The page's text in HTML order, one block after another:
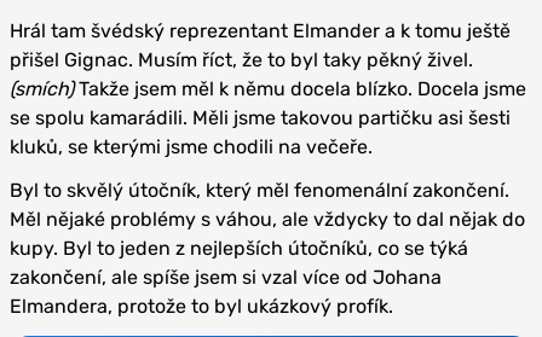
Hrál tam švédský reprezentant Elmander a k tomu ještě
přišel Gignac. Musím říct, že to byl taky pěkný živel.
(smích)Takže jsem měl k němu docela blízko. Docela jsme
se spolu kamarádili. Měli jsme takovou partičku asi šesti
kluků, se kterými jsme chodili na večeře.
Byl to skvělý útočník, který měl fenomenální zakončení.
Měl nějaké problémy s váhou, ale vždycky to dal nějak do
kupy. Byl to jeden z nejlepších útočníků, co se týká
zakončení, ale spíše jsem si vzal více od Johana
Elmandera, protože to byl ukázkový profík.